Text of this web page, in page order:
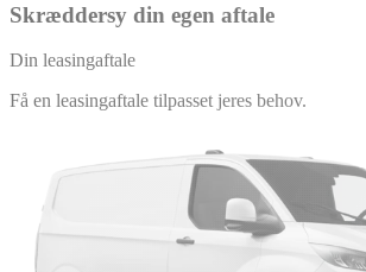
Skræddersy din egen aftale
Din leasingaftale
Få en leasingaftale tilpasset jeres behov.